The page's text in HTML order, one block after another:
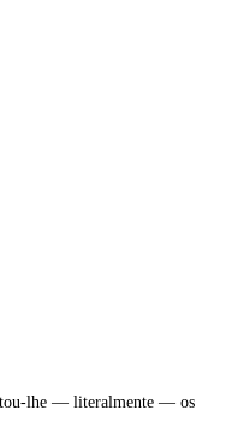
lhe — literalmente — os